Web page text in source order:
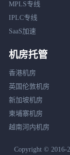
MPLS专线
IPLC专线
SaaS加速
机房托管
香港机房
英国伦敦机房
新加坡机房
柬埔寨机房
越南河内机房
Copyright © 2016-